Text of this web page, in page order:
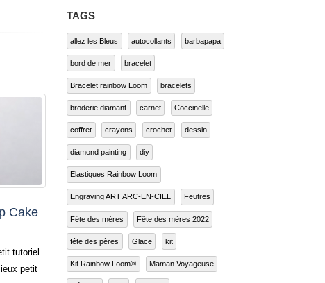
des
couleur
11
Déc
Tutoriel Rainbow Loom®
– l’Ange de Noël
Bonjour à toutes et à tous, Peut-
être avez-vous déjà commencé à faire
TAGS
allez les Bleus autocollants barbapapa
bord de mer bracelet
Bracelet rainbow Loom bracelets
broderie diamant carnet Coccinelle
coffret crayons crochet dessin
diamond painting diy
Elastiques Rainbow Loom
Engraving ART ARC-EN-CIEL Feutres
Fête des mères Fête des mères 2022
fête des pères Glace kit
Kit Rainbow Loom® Maman Voyageuse